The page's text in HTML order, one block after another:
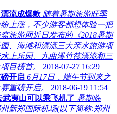
流成爆款 随着暑期旅游旺季
上涨，不少游客都想体验一把
旅游网近日发布的《2018暑期
、海滩和漂流三大亲水旅游项
上乐园、九曲溪竹筏漂流和三
目榜首。
2018-07-27 16:29
开启 6月17日，端午节到来之
重磅开启。
2018-06-19 11:54
夷山可以乘飞机了 暑期临
新郑国际机场(以下简称:郑州